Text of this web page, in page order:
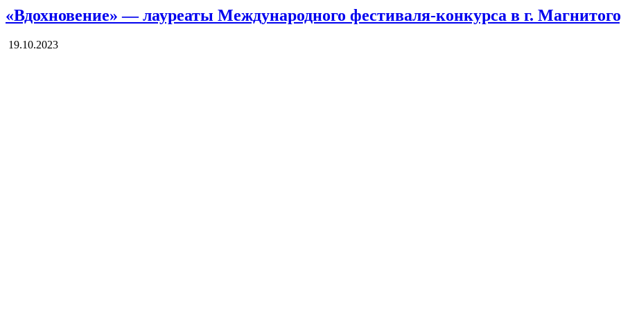
«Вдохновение» — лауреаты Международного фестиваля-конкурса в г.
19.10.2023